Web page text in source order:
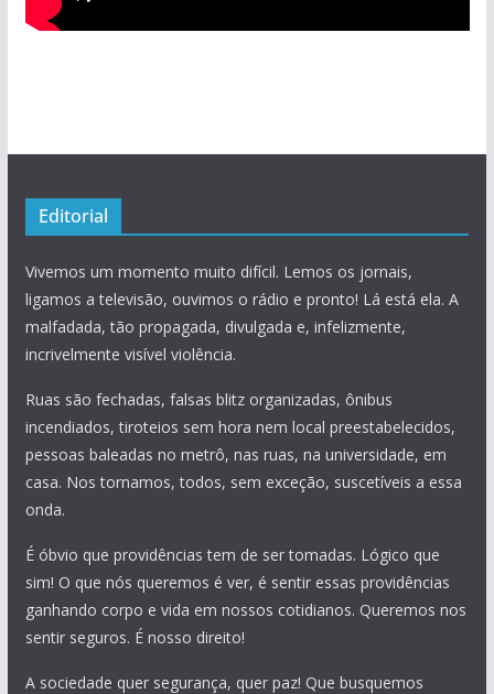
Editorial
Vivemos um momento muito difícil. Lemos os jornais,
ligamos a televisão, ouvimos o rádio e pronto! Lá está ela. A
malfadada, tão propagada, divulgada e, infelizmente,
incrivelmente visível violência.
Ruas são fechadas, falsas blitz organizadas, ônibus
incendiados, tiroteios sem hora nem local preestabelecidos,
pessoas baleadas no metrô, nas ruas, na universidade, em
casa. Nos tornamos, todos, sem exceção, suscetíveis a essa
onda.
É óbvio que providências tem de ser tomadas. Lógico que
sim! O que nós queremos é ver, é sentir essas providências
ganhando corpo e vida em nossos cotidianos. Queremos nos
sentir seguros. É nosso direito!
A sociedade quer segurança, quer paz! Que busquemos